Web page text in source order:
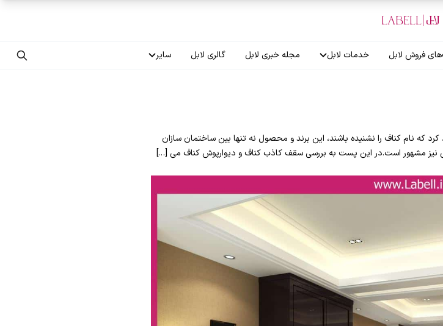
فروش لابل خدمات لابل مجله خبری لابل گالری لابل سایر
سوالات متداول
فرصت‌های شغلی
که نام کناف را نشنیده باشند، این برند و محصول نه تنها بین ساختمان سازان
نیز مشهور است.در این پست به بررسی سقف کاذب کناف و دیوارپوش کناف می […]